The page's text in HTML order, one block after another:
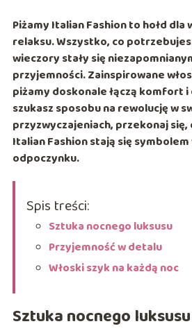
Piżamy ItalianFashionto hołd dla
relaksu. Wszystko, co
wieczory stały się
przyjemności. Zainspirowane
piżamy doskonale łączą komfort i
szukasz sposobu na rewolucję w
przyzwyczajeniach, przekonaj
ItalianFashionstają się
odpoczynku.
Spis treści:
Sztuka nocnego luksusu
Przyjemność w detalu
Włoski szyk na każdą noc
Sztuka nocnego luksusu